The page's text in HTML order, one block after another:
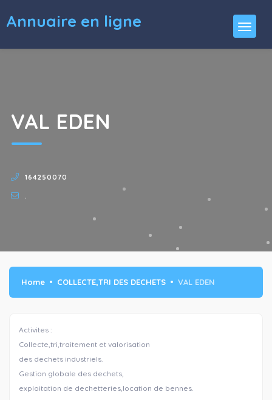
Annuaire en ligne
VAL EDEN
164250070
.
Home COLLECTE,TRI DES DECHETS VAL EDEN
Activites :
Collecte,tri,traitement et valorisation
des dechets industriels.
Gestion globale des dechets,
exploitation de dechetteries,location de bennes.